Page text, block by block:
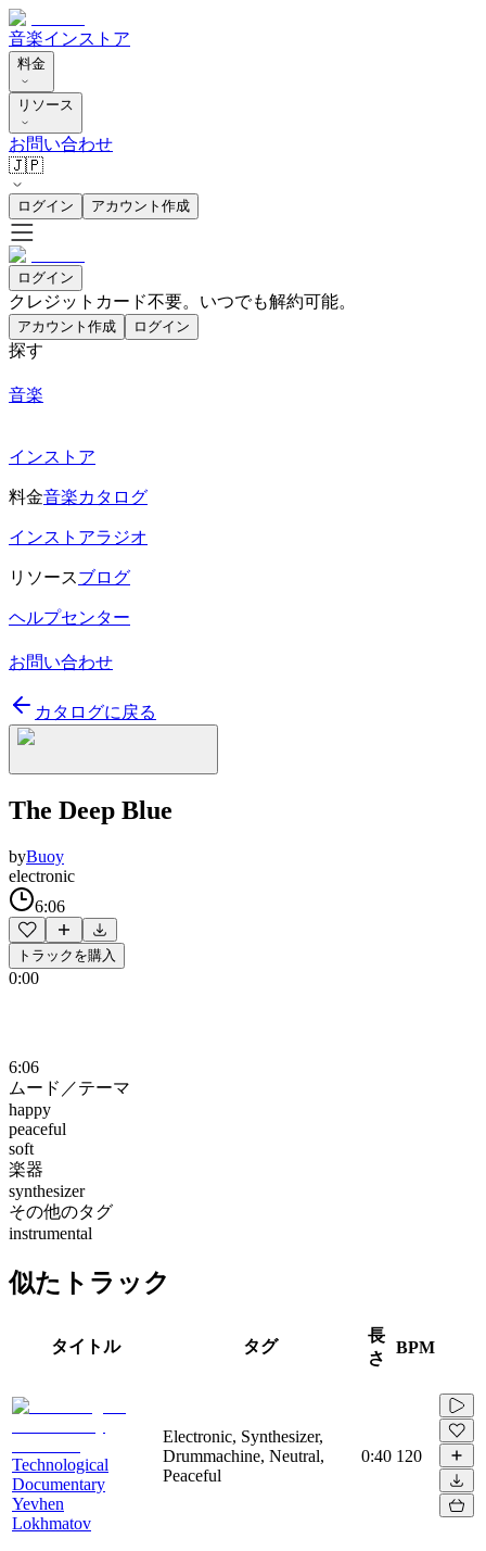
音楽インストア
料金
リソース
お問い合わせ
🇯🇵
ログイン アカウント作成
ログイン
クレジットカード不要。いつでも解約可能。
アカウント作成 ログイン
探す
音楽
インストア
料金音楽カタログ
インストアラジオ
リソースブログ
ヘルプセンター
お問い合わせ
カタログに戻る
The Deep Blue
byBuoy
electronic
6:06
トラックを購入
0:00
6:06
ムード／テーマ
happy
peaceful
soft
楽器
synthesizer
その他のタグ
instrumental
似たトラック
タイトル タグ
長
さ
BPM
Technological
Documentary
Yevhen
Lokhmatov
Electronic, Synthesizer,
Drummachine, Neutral,
Peaceful
0:40 120